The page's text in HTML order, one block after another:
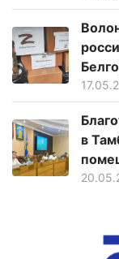
в